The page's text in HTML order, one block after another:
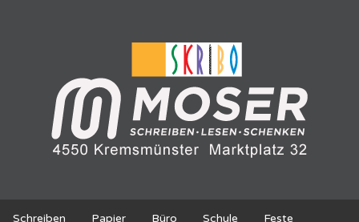
Schreiben Papier Büro Schule Feste